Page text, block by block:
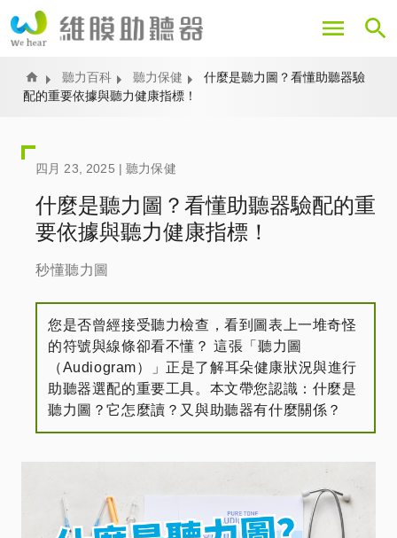
至
內
Home 聽力百科 聽力保健
什麼是聽力圖？看懂助聽器驗
配的重要依據與聽力健康指標！
四月 23, 2025 |聽力保健
什麼是聽力圖？看懂助聽器驗配的重
要依據與聽力健康指標！
秒懂聽力圖
您是否曾經接受聽力檢查，看到圖表上一堆奇怪
的符號與線條卻看不懂？ 這張「聽力圖
（Audiogram）」正是了解耳朵健康狀況與進行
助聽器選配的重要工具。本文帶您認識：什麼是
聽力圖？它怎麼讀？又與助聽器有什麼關係？